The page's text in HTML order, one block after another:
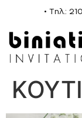
• Τηλ.: